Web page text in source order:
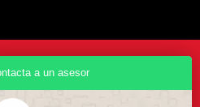
impulsa.Website
a un asesor